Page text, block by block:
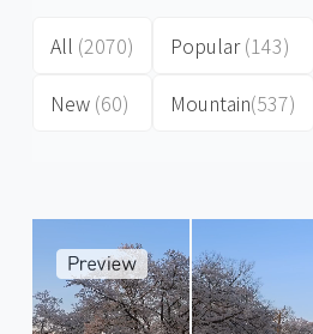
All (2070)
New (60)
Popular(143)
Mountain(537)